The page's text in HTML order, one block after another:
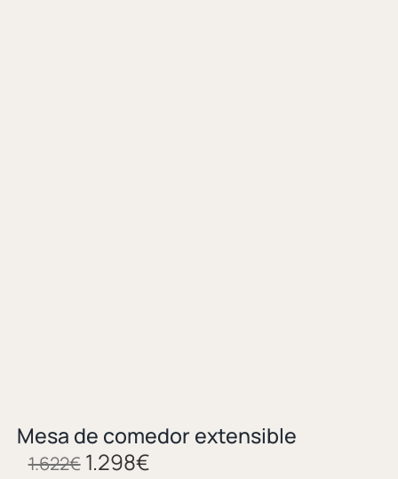
Mesa de comedor extensible
1.622€ 1.298€